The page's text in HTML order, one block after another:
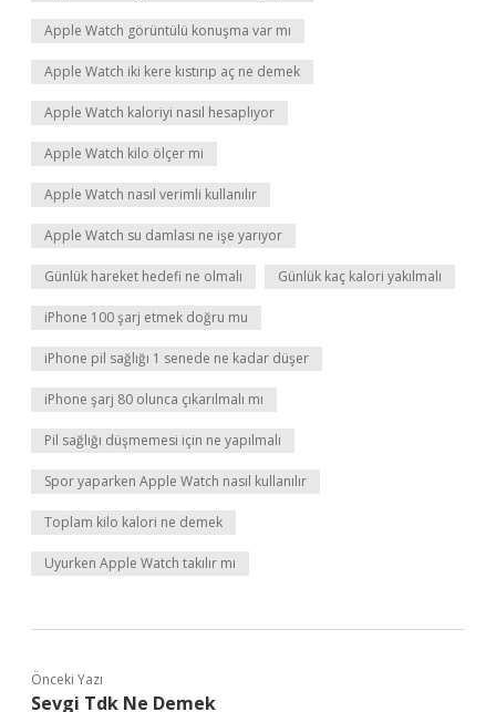
Apple Watch görüntülü konuşma var mı
Apple Watch iki kere kıstırıp aç ne demek
Apple Watch kaloriyi nasıl hesaplıyor
Apple Watch kilo ölçer mi
Apple Watch nasıl verimli kullanılır
Apple Watch su damlası ne işe yarıyor
Günlük hareket hedefi ne olmalı Günlük kaç kalori yakılmalı
iPhone 100 şarj etmek doğru mu
iPhone pil sağlığı 1 senede ne kadar düşer
iPhone şarj 80 olunca çıkarılmalı mı
Pil sağlığı düşmemesi için ne yapılmalı
Spor yaparken Apple Watch nasıl kullanılır
Toplam kilo kalori ne demek
Uyurken Apple Watch takılır mı
Önceki Yazı
Sevgi Tdk Ne Demek